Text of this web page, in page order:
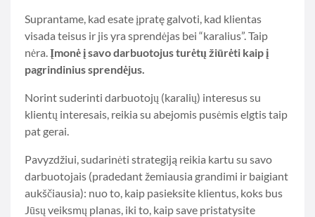
Suprantame, kad esate įpratę galvoti, kad klientas
visada teisus ir jis yra sprendėjas bei “karalius”. Taip
nėra.Įmonė į savo darbuotojus turėtų žiūrėti kaip į
pagrindinius sprendėjus.
Norint suderinti darbuotojų (karalių) interesus su
klientų interesais, reikia su abejomis pusėmis elgtis taip
pat gerai.
Pavyzdžiui, sudarinėti strategiją reikia kartu su savo
darbuotojais (pradedant žemiausia grandimi ir baigiant
aukščiausia): nuo to, kaip pasieksite klientus, koks bus
Jūsų veiksmų planas, iki to, kaip save pristatysite